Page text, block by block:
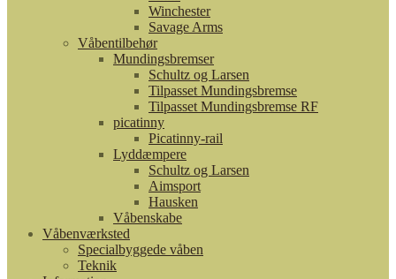
Winchester
Savage Arms
Våbentilbehør
Mundingsbremser
Schultz og Larsen
Tilpasset Mundingsbremse
Tilpasset Mundingsbremse RF
picatinny
Picatinny-rail
Lyddæmpere
Schultz og Larsen
Aimsport
Hausken
Våbenskabe
Våbenværksted
Specialbyggede våben
Teknik